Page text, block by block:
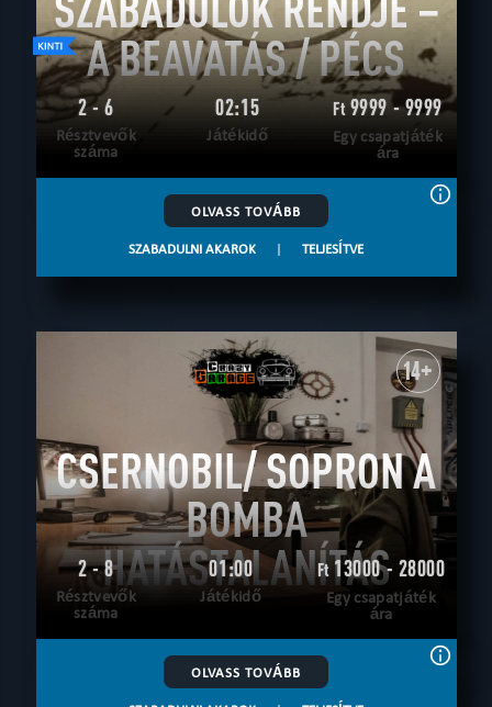
A BEAVATÁS / PÉCS
2 - 6
Résztvevők
száma
02:15
Játékidő
Ft9999 - 9999
Egy csapatjáték
ára
OLVASS TOVÁBB
SZABADULNI AKAROK | TELJESÍTVE
14+
CSERNOBIL/ SOPRON A
BOMBA
HATÁSTALANÍTÁS
2 - 8
Résztvevők
száma
01:00
Játékidő
Ft13000 - 28000
Egy csapatjáték
ára
OLVASS TOVÁBB